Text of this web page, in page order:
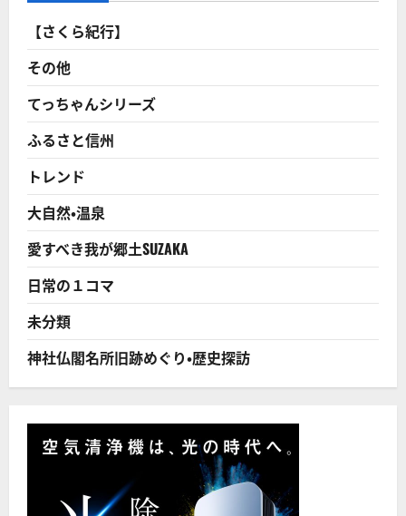
【さくら紀行】
その他
てっちゃんシリーズ
ふるさと信州
トレンド
大自然・温泉
愛すべき我が郷土SUZAKA
日常の１コマ
未分類
神社仏閣名所旧跡めぐり・歴史探訪